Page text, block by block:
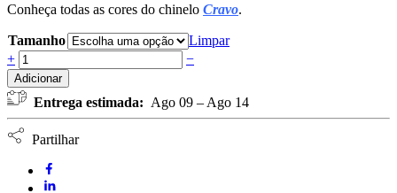
Conheça todas as cores do chinelo Cravo.
Tamanho
Limpar
Chinelo
Senhora
Comfy
Cravo
NURSING
CARE
Azul
Escuro
+ −
Adicionar
Entrega estimada: Ago 09 – Ago 14
Partilhar